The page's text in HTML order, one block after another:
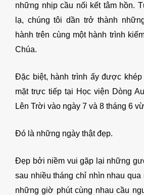
những nhịp cầu nối kết tâm hồn.
lạ, chúng tôi dần trở thành
hành trên cùng một hành trình
Chúa.
Đặc biệt, hành trình ấy được
mặt trực tiếp tại Học viện Dòng
Lên Trời vào ngày 7 và 8 tháng 6
Đó là những ngày thật đẹp.
Đẹp bởi niềm vui gặp lại những
sau nhiều tháng chỉ nhìn nhau
những giờ phút cùng nhau cầu